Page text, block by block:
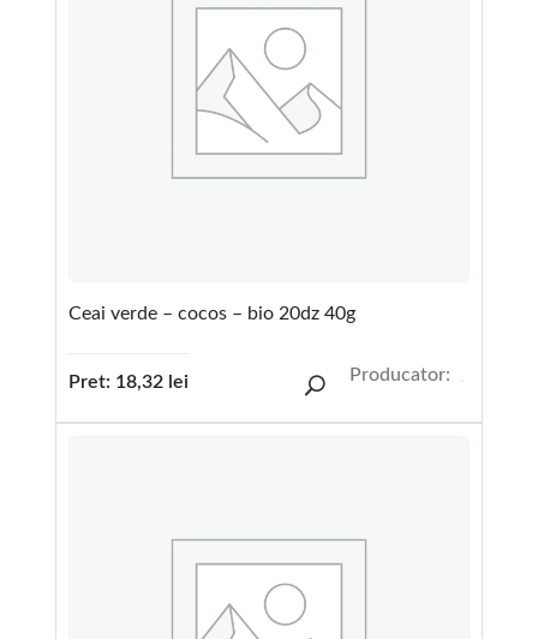
Ceai verde – cocos – bio 20dz 40g
Pret: 18,32 lei Producator: